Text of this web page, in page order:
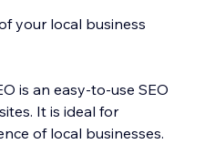
your local business
is an easy-to-use SEO
It is ideal for
of local businesses.